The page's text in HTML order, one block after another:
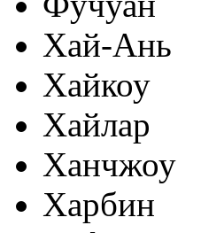
Хай-Ань
Хайкоу
Хайлар
Ханчжоу
Харбин